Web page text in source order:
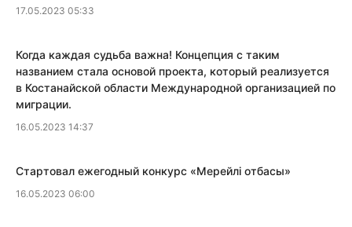
17.05.2023 05:33
Когда каждая судьба важна! Концепция с таким
названием стала основой проекта, который реализуется
в Костанайской области Международной организацией по
миграции.
16.05.2023 14:37
​Стартовал ежегодный конкурс «Мерейлi отбасы»
16.05.2023 06:00